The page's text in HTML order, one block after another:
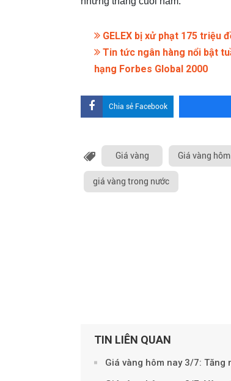
GELEX bị xử phạt 175 triệu
Tin tức ngân hàng nổi bật
hạng Forbes Global 2000
Chia sẻ Facebook
Giá vàng Giá vàng
giá vàng trong nước
TIN LIÊN QUAN
Giá vàng hôm nay 3/7: